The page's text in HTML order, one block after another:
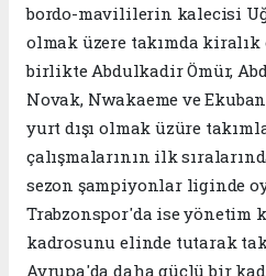
bordo-mavililerin kalecisi
olmak üzere takımda
birlikte Abdulkadir Ömür,
Novak, Nwakaeme ve
yurt dışı olmak üzüre
çalışmalarının ilk
sezon şampiyonlar liginde
Trabzonspor'da ise yönetim
kadrosunu elinde tutarak
Avrupa'da daha güçlü bir